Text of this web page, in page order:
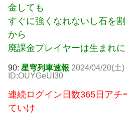
金しても
すぐに強くなれないし石を
から
廃課金プレイヤーは生まれ
90: 星穹列車速報 2024/04/20(土)
ID:OUYGeUI30
連続ログイン日数365日アチ
ていけ